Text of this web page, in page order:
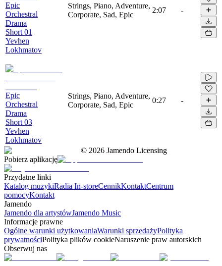
Epic
Orchestral
Drama
Short 01
Yevhen
Lokhmatov
Strings, Piano, Adventure,
Corporate, Sad, Epic
2:07 -
Epic
Orchestral
Drama
Short 03
Yevhen
Lokhmatov
Strings, Piano, Adventure,
Corporate, Sad, Epic
0:27 -
© 2026 Jamendo Licensing
Pobierz aplikację
Przydatne linki
Katalog muzykiRadia In-storeCennikKontaktCentrum
pomocyKontakt
Jamendo
Jamendo dla artystówJamendo Music
Informacje prawne
Ogólne warunki użytkowaniaWarunki sprzedażyPolityka
prywatnościPolityka plików cookieNaruszenie praw autorskich
Obserwuj nas